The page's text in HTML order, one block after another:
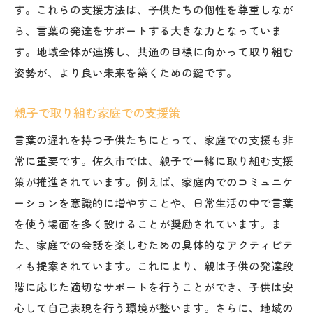
す。これらの支援方法は、子供たちの個性を尊重しなが
ら、言葉の発達をサポートする大きな力となっていま
す。地域全体が連携し、共通の目標に向かって取り組む
姿勢が、より良い未来を築くための鍵です。
親子で取り組む家庭での支援策
言葉の遅れを持つ子供たちにとって、家庭での支援も非
常に重要です。佐久市では、親子で一緒に取り組む支援
策が推進されています。例えば、家庭内でのコミュニケ
ーションを意識的に増やすことや、日常生活の中で言葉
を使う場面を多く設けることが奨励されています。ま
た、家庭での会話を楽しむための具体的なアクティビテ
ィも提案されています。これにより、親は子供の発達段
階に応じた適切なサポートを行うことができ、子供は安
心して自己表現を行う環境が整います。さらに、地域の